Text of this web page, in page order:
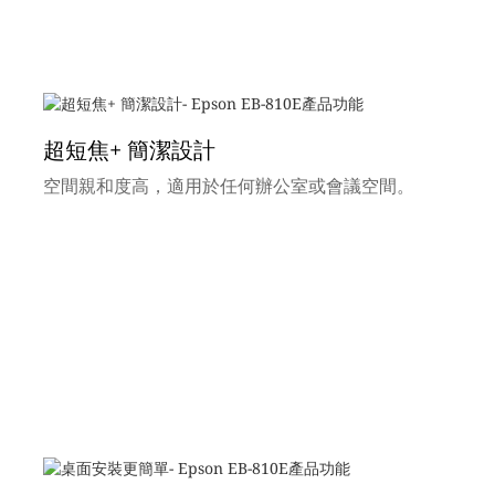
超短焦+ 簡潔設計
空間親和度高，適用於任何辦公室或會議空間。